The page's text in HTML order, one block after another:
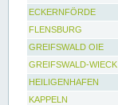
ECKERNFÖRDE
FLENSBURG
GREIFSWALD OIE
GREIFSWALD-WIECK
HEILIGENHAFEN
KAPPELN